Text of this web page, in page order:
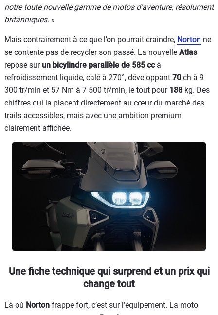
notre toute nouvelle gamme de motos d’aventure, résolument
britanniques. »
Mais contrairement à ce que l’on pourrait craindre, Norton ne
se contente pas de recycler son passé. La nouvelle Atlas
repose sur un bicylindre parallèle de 585 ccà
refroidissement liquide, calé à 270°, développant 70 ch à 9
300 tr/min et 57 Nm à 7 500 tr/min, le tout pour 188 kg. Des
chiffres qui la placent directement au cœur du marché des
trails accessibles, mais avec une ambition premium
clairement affichée.
Une fiche technique qui surprend et un prix qui
change tout
Là où Norton frappe fort, c’est sur l’équipement. La moto